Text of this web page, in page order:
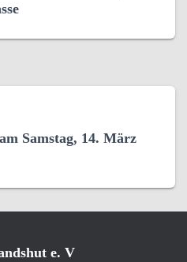
Samstag, 14. März
e. V